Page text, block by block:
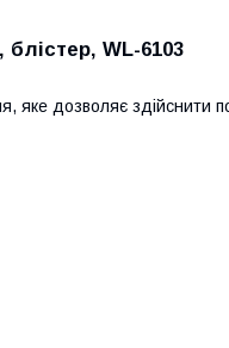
WL-6103
яке дозволяє здійснити